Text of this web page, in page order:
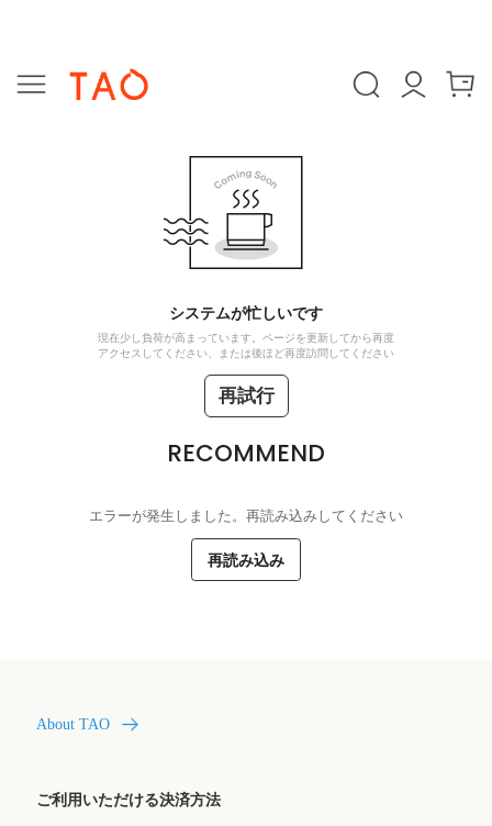
システムが忙しいです
現在少し負荷が高まっています。ページを更新してから再度
アクセスしてください、または後ほど再度訪問してください
再試行
RECOMMEND
エラーが発生しました。再読み込みしてください
再読み込み
About TAO
ご利用いただける決済方法